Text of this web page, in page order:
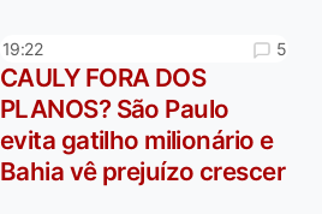
19:22 5
CAULY FORA DOS
PLANOS? São Paulo
evita gatilho milionário e
Bahia vê prejuízo crescer